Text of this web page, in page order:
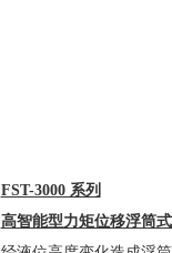
FST-3000 系列
高智能型力矩位移浮筒